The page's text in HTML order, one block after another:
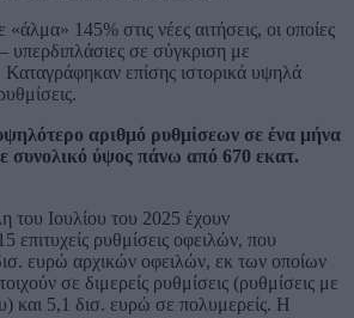
145% στις νέες αιτήσεις, οι οποίες
σε σύγκριση με
επίσης ιστορικά υψηλά
αριθμό ρυθμίσεων σε ένα μήνα
συνολικό ύψος πάνω από 670 εκατ.
του Ιουλίου του 2025 έχουν
επιτυχείς ρυθμίσεις οφειλών, που
ευρώ αρχικών οφειλών, εκ των οποίων
σε διμερείς ρυθμίσεις (ρυθμίσεις με
και 5,1 δισ. ευρώ σε πολυμερείς. Η